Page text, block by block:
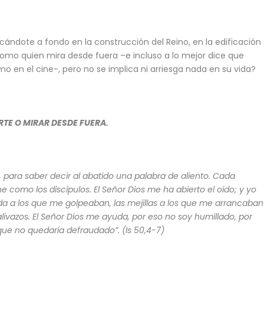
a fondo en la construcción del Reino, en la edificación
quien mira desde fuera –e incluso a lo mejor dice que
en el cine-, pero no se implica ni arriesga nada en su vida?
O MIRAR DESDE FUERA.
para saber decir al abatido una palabra de aliento. Cada
los discípulos. El Señor Dios me ha abierto el oído; y yo
a los que me golpeaban, las mejillas a los que me arrancaban
El Señor Dios me ayuda, por eso no soy humillado, por
no quedaría defraudado”. (Is 50,4-7)